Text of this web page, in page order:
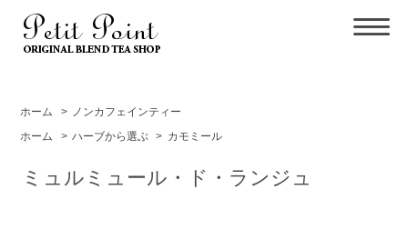
ホーム > ノンカフェインティー
ホーム
> ハーブから選ぶ > カモミール
ミュルミュール・ド・ランジュ